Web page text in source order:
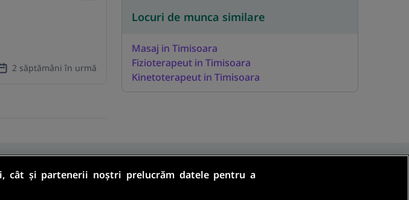
2 săptămâni în urmă
Locuri de munca similare
Masaj in Timisoara
Fizioterapeut in Timisoara
Kinetoterapeut in Timisoara
cât și partenerii noștri prelucrăm datele pentru a